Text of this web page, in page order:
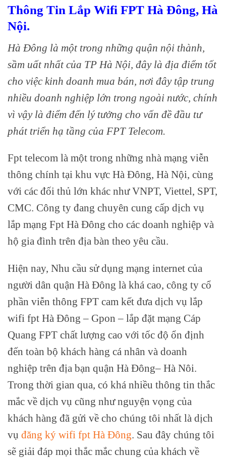
Thông Tin Lắp Wifi FPT Hà Đông, Hà
Nội.
Hà Đông là một trong những quận nội thành,
sầm uất nhất của TP Hà Nội, đây là địa điểm tốt
cho việc kinh doanh mua bán, nơi đây tập trung
nhiều doanh nghiệp lớn trong ngoài nước, chính
vì vậy là điểm đến lý tưởng cho vấn đề đầu tư
phát triển hạ tầng của FPT Telecom.
Fpt telecom là một trong những nhà mạng viễn
thông chính tại khu vực Hà Đông, Hà Nội, cùng
với các đối thủ lớn khác như VNPT, Viettel, SPT,
CMC. Công ty đang chuyên cung cấp dịch vụ
lắp mạng Fpt Hà Đông cho các doanh nghiệp và
hộ gia đình trên địa bàn theo yêu cầu.
Hiện nay, Nhu cầu sử dụng mạng internet của
người dân quận Hà Đông là khá cao, công ty cổ
phần viễn thông FPT cam kết đưa dịch vụ lắp
wifi fpt Hà Đông – Gpon – lắp đặt mạng Cáp
Quang FPT chất lượng cao với tốc độ ổn định
đến toàn bộ khách hàng cá nhân và doanh
nghiệp trên địa bạn quận Hà Đông– Hà Nôi.
Trong thời gian qua, có khá nhiều thông tin thắc
mắc về dịch vụ cũng như nguyện vọng của
khách hàng đã gửi về cho chúng tôi nhất là dịch
vụ đăng ký wifi fpt Hà Đông. Sau đây chúng tôi
sẽ giải đáp mọi thắc mắc chung của khách về